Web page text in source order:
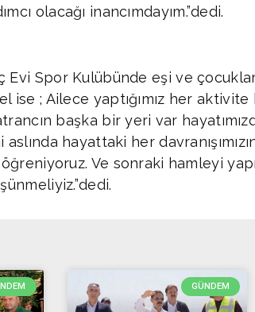
olacağı inancımdayım.”dedi.
Evi Spor Kulübünde eşi ve
ise ; Ailece yaptığımız her
başka bir yeri var
hayattaki her
öğreniyoruz. Ve sonraki hamleyi
GÜNDEM